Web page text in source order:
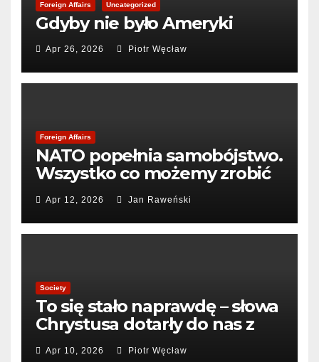
Foreign Affairs Uncategorized
Gdyby nie było Ameryki
Apr 26, 2026 Piotr Węcław
Foreign Affairs
NATO popełnia samobójstwo.
Wszystko co możemy zrobić
to pogrzebać sojusz
Apr 12, 2026 Jan Raweński
Society
To się stało naprawdę – słowa
Chrystusa dotarły do nas z
Kosmosu.
Apr 10, 2026 Piotr Węcław